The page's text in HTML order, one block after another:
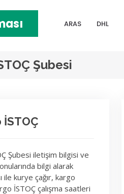
ARAS DHL
Şubesi
İSTOÇ
Şubesi iletişim bilgisi ve
bilgi alarak
ile kurye çağır, kargo
İSTOÇ çalışma saatleri